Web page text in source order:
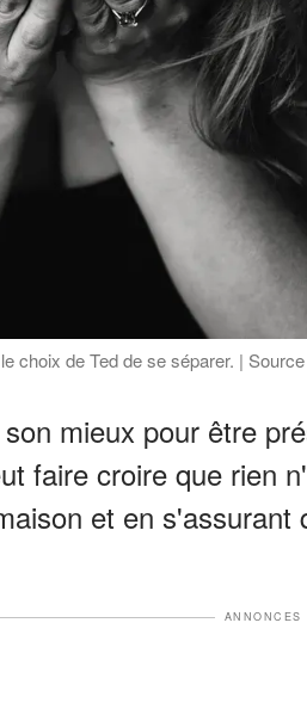
choix de Ted de se séparer. |
mieux pour être
faire croire que rien
et en
ANNONCES